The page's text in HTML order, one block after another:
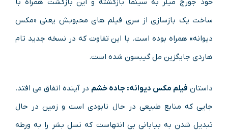
ساخت یک بازسازی از سری فیلم های محبوبش یعنی «مکس
دیوانه» همراه بوده است. با این تفاوت که در نسخه جدید تام
هاردی جایگزین مل گیبسون شده است.
داستان فیلم مکس دیوانه: جاده خشم در آینده اتفاق می افتد.
جایی که منابع طبیعی در حال نابودی است و زمین در حال
تبدیل شدن به بیابانی بی انتهاست که نسل بشر را به ورطه